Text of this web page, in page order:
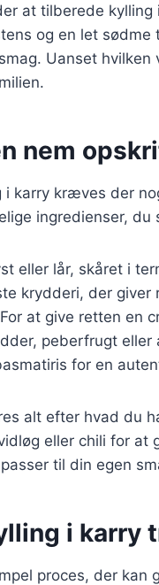
at tilberede
og en let
Uanset
nem
i karry kræves der
ingredienser, du
eller lår, skåret i
krydderi, der
at give retten en
peberfrugt
for en
alt efter hvad du
eller chili for at
til din egen
i karry
proces, der kan